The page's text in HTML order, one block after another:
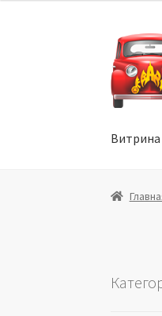
Перейти
к
Перейти
к
Витрина
Главная